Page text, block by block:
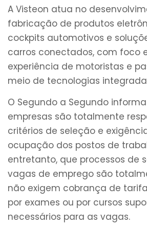
A Visteon atua no
fabricação de produtos
cockpits automotivos e
carros conectados, com foco
experiência de motoristas e
meio de tecnologias
O Segundo a Segundo
empresas são totalmente
critérios de seleção e
ocupação dos postos de
entretanto, que processos de
vagas de emprego são
não exigem cobrança de
por exames ou por cursos
necessários para as vagas.